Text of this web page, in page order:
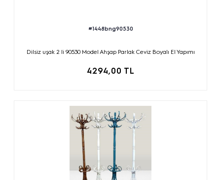
#1448bng90530
Dilsiz uşak 2 li 90530 Model Ahşap Parlak Ceviz Boyalı El Yapımı
4294,00 TL